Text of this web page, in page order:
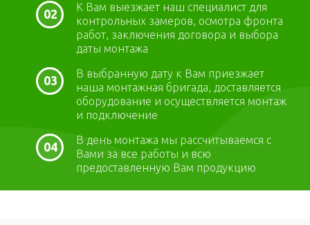
02
К Вам выезжает наш специалист для
контрольных замеров, осмотра фронта
работ, заключения договора и выбора
даты монтажа
03
В выбранную дату к Вам приезжает
наша монтажная бригада, доставляется
оборудование и осуществляется монтаж
и подключение
04
В день монтажа мы рассчитываемся с
Вами за все работы и всю
предоставленную Вам продукцию